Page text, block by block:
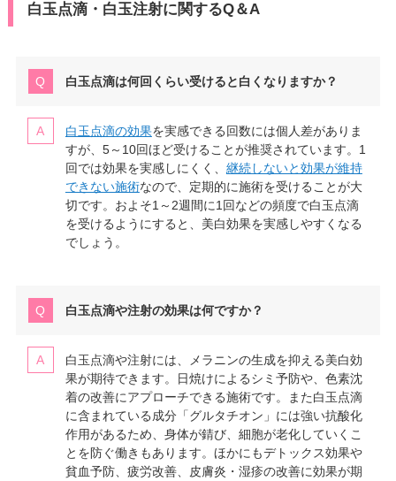
白玉点滴・白玉注射に関するQ＆A
白玉点滴は何回くらい受けると白くなりますか？
白玉点滴の効果を実感できる回数には個人差がありま
すが、5～10回ほど受けることが推奨されています。1
回では効果を実感しにくく、 継続しないと効果が維持
できない施術なので、定期的に施術を受けることが大
切です。およそ1～2週間に1回などの頻度で白玉点滴
を受けるようにすると、美白効果を実感しやすくなる
でしょう。
白玉点滴や注射の効果は何ですか？
白玉点滴や注射には、メラニンの生成を抑える美白効
果が期待できます。日焼けによるシミ予防や、色素沈
着の改善にアプローチできる施術です。また白玉点滴
に含まれている成分「グルタチオン」には強い抗酸化
作用があるため、身体が錆び、細胞が老化していくこ
とを防ぐ働きもあります。ほかにもデトックス効果や
貧血予防、疲労改善、皮膚炎・湿疹の改善に効果が期